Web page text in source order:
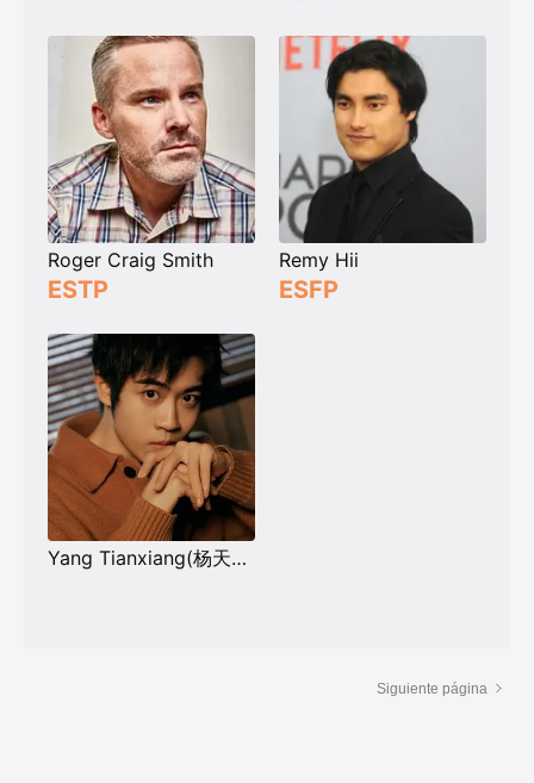
Roger Craig Smith
ESTP
Remy Hii
ESFP
Yang Tianxiang(杨天翔）
Siguiente página